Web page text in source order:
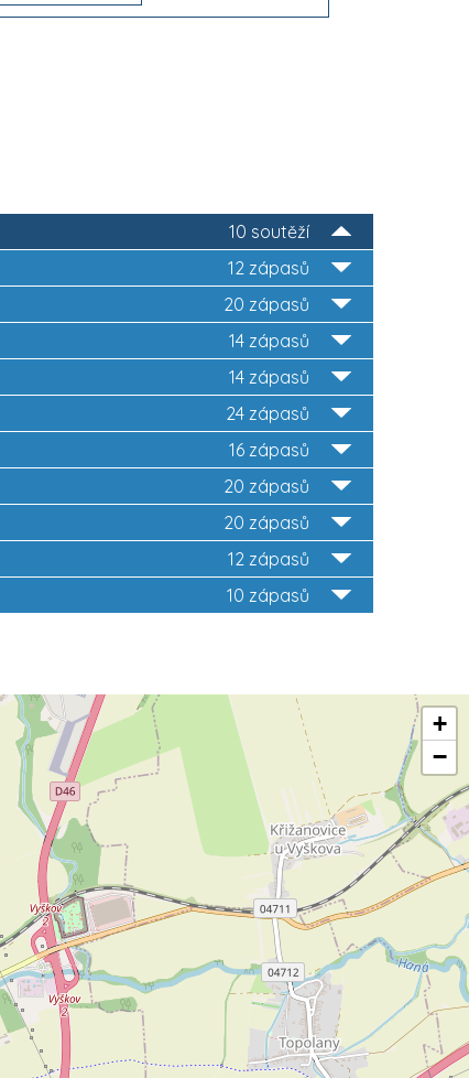
10 soutěží
12 zápasů
20 zápasů
14 zápasů
14 zápasů
24 zápasů
16 zápasů
20 zápasů
20 zápasů
12 zápasů
10 zápasů
+
−